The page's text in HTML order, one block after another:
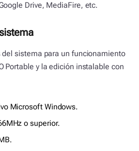
Drive, MediaFire, etc.
sistema para un funcionamiento
Portable y la edición instalable con
Microsoft Windows.
o superior.